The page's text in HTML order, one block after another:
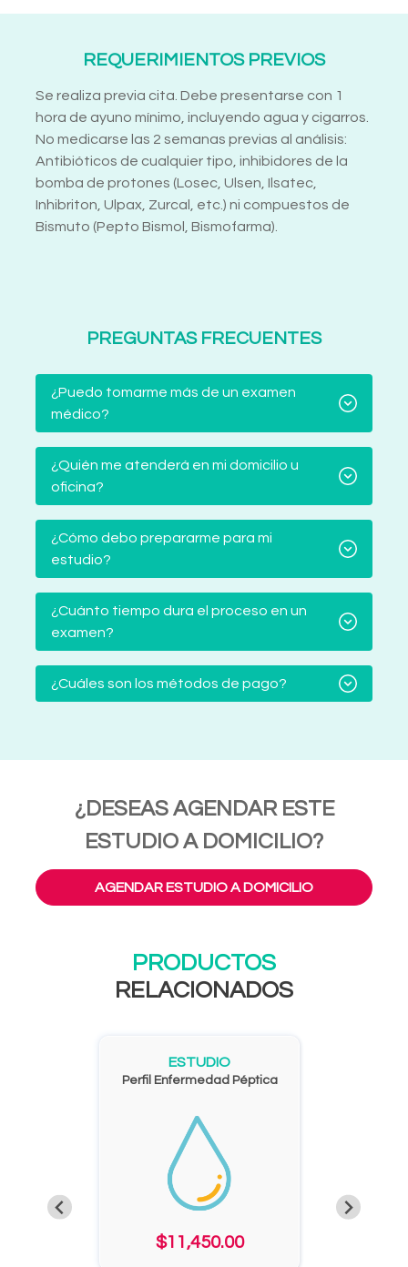
REQUERIMIENTOS PREVIOS
Se realiza previa cita. Debe presentarse con 1
hora de ayuno mínimo, incluyendo agua y cigarros.
No medicarse las 2 semanas previas al análisis:
Antibióticos de cualquier tipo, inhibidores de la
bomba de protones (Losec, Ulsen, Ilsatec,
Inhibriton, Ulpax, Zurcal, etc.) ni compuestos de
Bismuto (Pepto Bismol, Bismofarma).
PREGUNTAS FRECUENTES
¿Puedo tomarme más de un examen
médico?
¿Quién me atenderá en mi domicilio u
oficina?
¿Cómo debo prepararme para mi
estudio?
¿Cuánto tiempo dura el proceso en un
examen?
¿Cuáles son los métodos de pago?
¿DESEAS AGENDAR ESTE
ESTUDIO A DOMICILIO?
AGENDAR ESTUDIO A DOMICILIO
PRODUCTOS
RELACIONADOS
ESTUDIO
Perfil Enfermedad Péptica
$11,450.00